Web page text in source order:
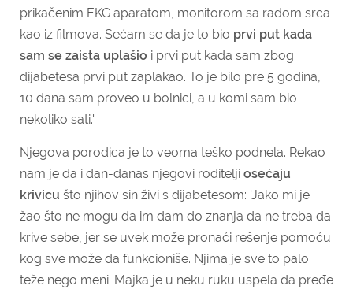
prikačenim EKG aparatom, monitorom sa radom srca
kao iz filmova. Sećam se da je to bio prvi put kada
sam se zaista uplašio i prvi put kada sam zbog
dijabetesa prvi put zaplakao. To je bilo pre 5 godina,
10 dana sam proveo u bolnici, a u komi sam bio
nekoliko sati.'
Njegova porodica je to veoma teško podnela. Rekao
nam je da i dan-danas njegovi roditelji osećaju
krivicu što njihov sin živi s dijabetesom: 'Jako mi je
žao što ne mogu da im dam do znanja da ne treba da
krive sebe, jer se uvek može pronaći rešenje pomoću
kog sve može da funkcioniše. Njima je sve to palo
teže nego meni. Majka je u neku ruku uspela da pređe